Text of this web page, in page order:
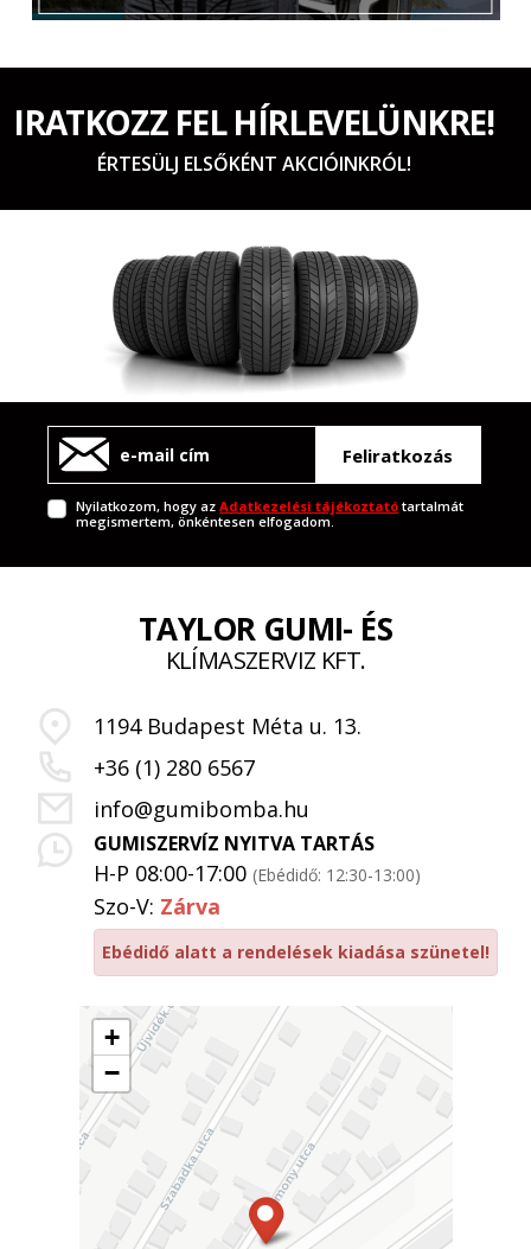
IRATKOZZ FEL HÍRLEVELÜNKRE!
ÉRTESÜLJ ELSŐKÉNT AKCIÓINKRÓL!
Feliratkozás
Nyilatkozom, hogy azAdatkezelési tájékoztató tartalmát
megismertem, önkéntesen elfogadom.
+
−
TAYLOR GUMI- ÉS
KLÍMASZERVIZ KFT.
1194 Budapest Méta u. 13.
+36 (1) 280 6567
info@gumibomba.hu
GUMISZERVÍZ NYITVA TARTÁS
H-P 08:00-17:00 (Ebédidő: 12:30-13:00)
Szo-V: Zárva
Ebédidő alatt a rendelések kiadása szünetel!